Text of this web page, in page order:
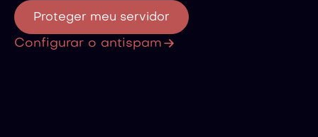
Proteger meu servidor
Configurar o antispam